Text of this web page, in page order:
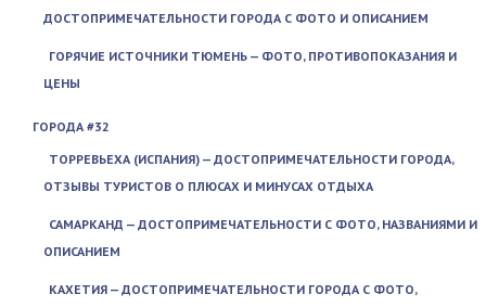
ДОСТОПРИМЕЧАТЕЛЬНОСТИ ГОРОДА С ФОТО И ОПИСАНИЕМ
ГОРЯЧИЕ ИСТОЧНИКИ ТЮМЕНЬ — ФОТО, ПРОТИВОПОКАЗАНИЯ И
ЦЕНЫ
ГОРОДА #32
ТОРРЕВЬЕХА (ИСПАНИЯ) — ДОСТОПРИМЕЧАТЕЛЬНОСТИ ГОРОДА,
ОТЗЫВЫ ТУРИСТОВ О ПЛЮСАХ И МИНУСАХ ОТДЫХА
САМАРКАНД — ДОСТОПРИМЕЧАТЕЛЬНОСТИ С ФОТО, НАЗВАНИЯМИ И
ОПИСАНИЕМ
КАХЕТИЯ — ДОСТОПРИМЕЧАТЕЛЬНОСТИ ГОРОДА С ФОТО,